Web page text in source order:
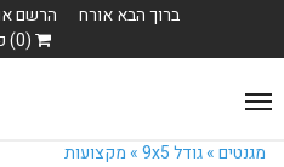
ברוך הבא אורח הרשם
(0) פריטים - 0.00 ₪
Toggle
navigation
מגנטים »גודל 9x5 » מקצועות